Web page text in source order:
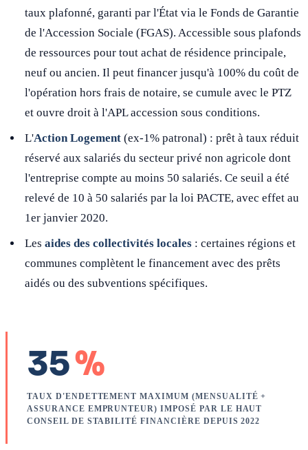
taux plafonné, garanti par l'État via le Fonds de Garantie
de l'Accession Sociale (FGAS). Accessible sous plafonds
de ressources pour tout achat de résidence principale,
neuf ou ancien. Il peut financer jusqu'à 100% du coût de
l'opération hors frais de notaire, se cumule avec le PTZ
et ouvre droit à l'APL accession sous conditions.
L'Action Logement (ex-1% patronal) : prêt à taux réduit
réservé aux salariés du secteur privé non agricole dont
l'entreprise compte au moins 50 salariés. Ce seuil a été
relevé de 10 à 50 salariés par la loi PACTE, avec effet au
1er janvier 2020.
Les aides des collectivités locales : certaines régions et
communes complètent le financement avec des prêts
aidés ou des subventions spécifiques.
35%
TAUX D'ENDETTEMENT MAXIMUM (MENSUALITÉ +
ASSURANCE EMPRUNTEUR) IMPOSÉ PAR LE HAUT
CONSEIL DE STABILITÉ FINANCIÈRE DEPUIS 2022